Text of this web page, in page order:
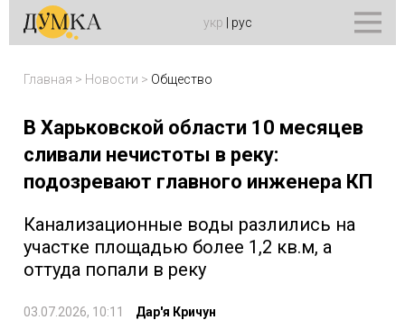
укр рус
Главная > Новости > Общество
В Харьковской области 10 месяцев
сливали нечистоты в реку:
подозревают главного инженера КП
Канализационные воды разлились на
участке площадью более 1,2 кв.м, а
оттуда попали в реку
03.07.2026, 10:11 Дар'я Кричун